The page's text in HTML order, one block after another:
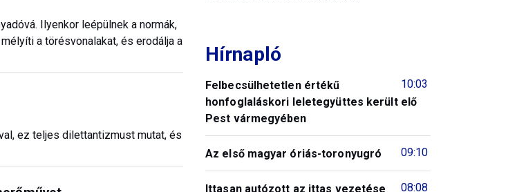
Ilyenkor leépülnek a normák,
a törésvonalakat, és erodálja a
ez teljes dilettantizmust mutat, és
Hírnapló
10:03
Felbecsülhetetlen értékű
honfoglaláskori leletegyüttes került elő
Pest vármegyében
09:10
Az első magyar óriás-toronyugró
08:08
Ittasan autózott az ittas vezetése